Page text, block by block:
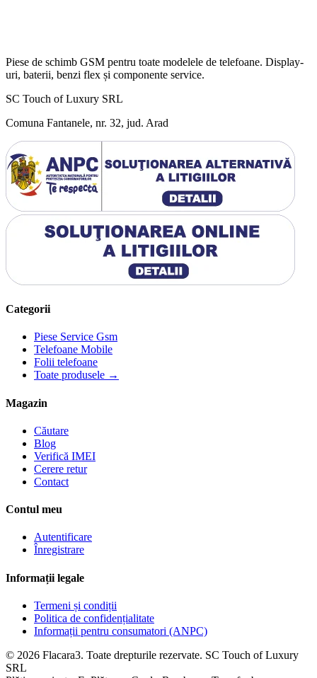
Piese de schimb GSM pentru toate modelele de telefoane. Display-
uri, baterii, benzi flex și componente service.
SC Touch of Luxury SRL
Comuna Fantanele, nr. 32, jud. Arad
Categorii
Piese Service Gsm
Telefoane Mobile
Folii telefoane
Toate produsele →
Magazin
Căutare
Blog
Verifică IMEI
Cerere retur
Contact
Contul meu
Autentificare
Înregistrare
Informații legale
Termeni și condiții
Politica de confidențialitate
Informații pentru consumatori (ANPC)
© 2026 Flacara3. Toate drepturile rezervate. SC Touch of Luxury
SRL